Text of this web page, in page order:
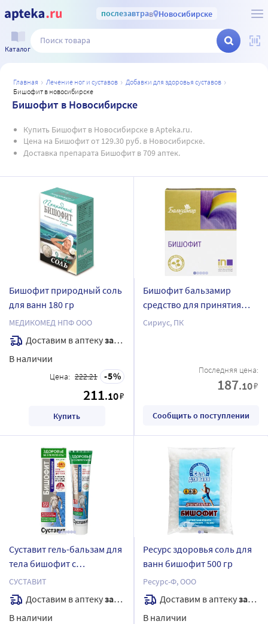
послезавтрав Новосибирске
Каталог
главная лечение ног и суставов
добавки для здоровья суставов
бишофит в новосибирске
Бишофит в Новосибирске
Купить Бишофит в Новосибирске в Apteka.ru.
Цена на Бишофит от 129.30 руб. в Новосибирске.
Доставка препарата Бишофит в 709 аптек.
Бишофит природный соль
для ванн 180 гр
МЕДИКОМЕД НПФ ООО
Доставим в аптекузавтра
В наличии
Цена: 222.21 5
211.10₽
Купить
Бишофит бальзамир
средство для принятия
ванн 500 гр пакет
Сириус, ПК
Последняя цена:
187.10₽
Сообщить о поступлении
Суставит гель-бальзам для
тела бишофит с
глюкозамином 125 мл
СУСТАВИТ
Доставим в аптекузавтра
В наличии
Ресурс здоровья соль для
ванн бишофит 500 гр
Ресурс-Ф, ООО
Доставим в аптекузавтра
В наличии